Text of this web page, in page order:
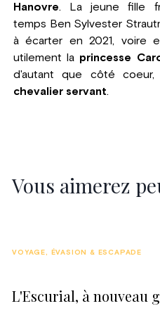
Hanovre. La jeune fille
temps Ben Sylvester
à écarter en 2021, voire
utilement la princesse
d'autant que côté
chevalier servant.
Vous aimerez
L'Escurial, à nouveau
VOYAGE, ÉVASION & ESCAPADE